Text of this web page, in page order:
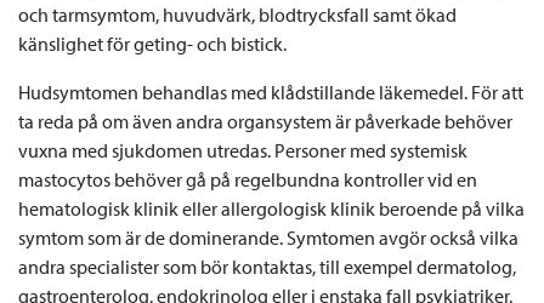
och tarmsymtom, huvudvärk, blodtrycksfall samt ökad
känslighet för geting- och bistick.
Hudsymtomen behandlas med klådstillande läkemedel. För att
ta reda på om även andra organsystem är påverkade behöver
vuxna med sjukdomen utredas. Personer med systemisk
mastocytos behöver gå på regelbundna kontroller vid en
hematologisk klinik eller allergologisk klinik beroende på vilka
symtom som är de dominerande. Symtomen avgör också vilka
andra specialister som bör kontaktas, till exempel dermatolog,
gastroenterolog, endokrinolog eller i enstaka fall psykiatriker.